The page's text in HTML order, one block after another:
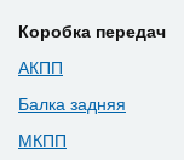
Коробка передач
АКПП
Балка задняя
МКПП